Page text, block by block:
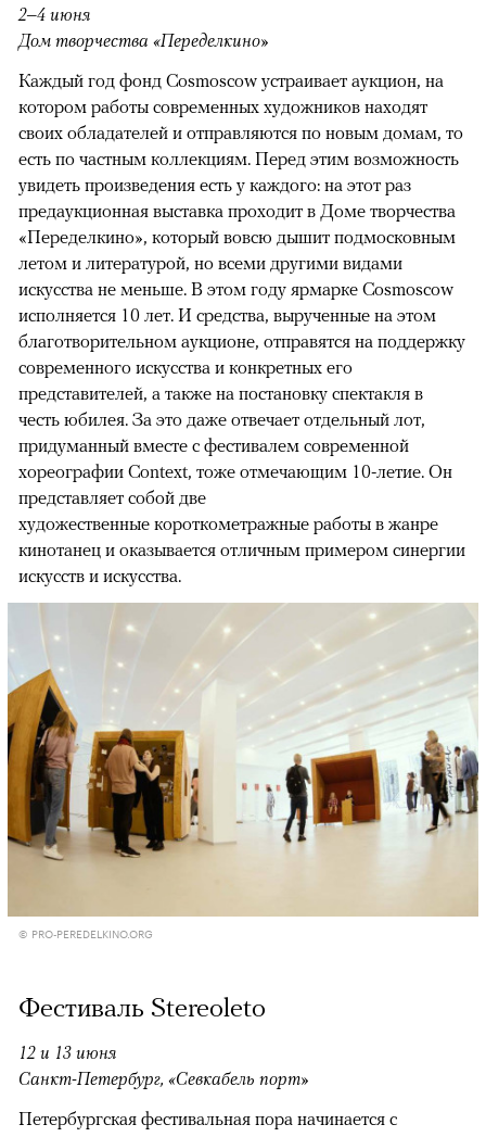
2–4 июня
Дом творчества «Переделкино»
Каждый год фонд Cosmoscow устраивает аукцион, на
котором работы современных художников находят
своих обладателей и отправляются по новым домам, то
есть по частным коллекциям. Перед этим возможность
увидеть произведения есть у каждого: на этот раз
предаукционная выставка проходит в Доме творчества
«Переделкино», который вовсю дышит подмосковным
летом и литературой, но всеми другими видами
искусства не меньше. В этом году ярмарке Cosmoscow
исполняется 10 лет. И средства, вырученные на этом
благотворительном аукционе, отправятся на поддержку
современного искусства и конкретных его
представителей, а также на постановку спектакля в
честь юбилея. За это даже отвечает отдельный лот,
придуманный вместе с фестивалем современной
хореографии Context, тоже отмечающим 10-летие. Он
представляет собой две
художественные короткометражные работы в жанре
кинотанец и оказывается отличным примером синергии
искусств и искусства.
© PRO-PEREDELKINO.ORG
Фестиваль Stereoleto
12 и 13 июня
Санкт-Петербург, «Севкабель порт»
Петербургская фестивальная пора начинается с